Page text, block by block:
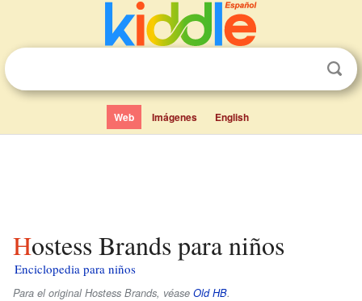
Web Imágenes English
Hostess Brands para niños
Enciclopedia para niños
Para el original Hostess Brands, véase Old HB.